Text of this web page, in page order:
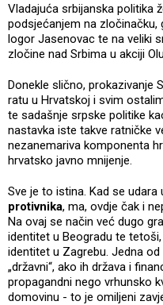
Vladajuća srbijanska politika
podsjećanjem na
logor Jasenovac te na veliki
zločine nad Srbima u akciji
Donekle slično, prokazivanje
ratu u Hrvatskoj i svim
te sadašnje srpske politike
nastavka iste takve ratničke
nezanemariva komponenta
hrvatsko javno mnijenje.
Sve je to istina. Kad se udara
protivnika, ma, ovdje čak i
Na ovaj se način već dugo
identitet u Beogradu te
identitet u Zagrebu. Jedna
„državni“, ako ih država i
propagandni nego vrhunsko
domovinu - to je omiljeni